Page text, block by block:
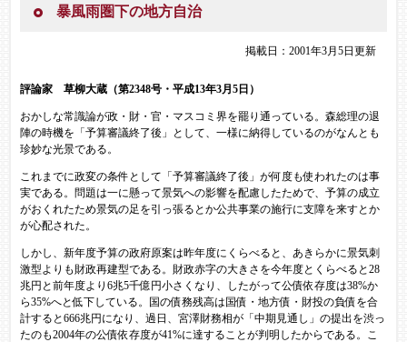
暴風雨圏下の地方自治
掲載日：2001年3月5日更新
評論家 草柳大蔵（第2348号・平成13年3月5日）
おかしな常識論が政・財・官・マスコミ界を罷り通っている。森総理の退
陣の時機を「予算審議終了後」として、一様に納得しているのがなんとも
珍妙な光景である。
これまでに政変の条件として「予算審議終了後」が何度も使われたのは事
実である。問題は一に懸って景気への影響を配慮したためで、予算の成立
がおくれたため景気の足を引っ張るとか公共事業の施行に支障を来すとか
が心配された。
しかし、新年度予算の政府原案は昨年度にくらべると、あきらかに景気刺
激型よりも財政再建型である。財政赤字の大きさを今年度とくらべると28
兆円と前年度より6兆5千億円小さくなり、したがって公債依存度は38%か
ら35%へと低下している。国の債務残高は国債・地方債・財投の負債を合
計すると666兆円になり、過日、宮澤財務相が「中期見通し」の提出を渋っ
たのも2004年の公債依存度が41%に達することが判明したからである。こ